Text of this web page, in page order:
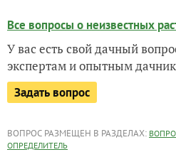
Все вопросы о неизвестных
У вас есть свой дачный
экспертам и опытным
Задать вопрос
ВОПРОС РАЗМЕЩЕН В РАЗДЕЛАХ:
ОПРЕДЕЛИТЕЛЬ